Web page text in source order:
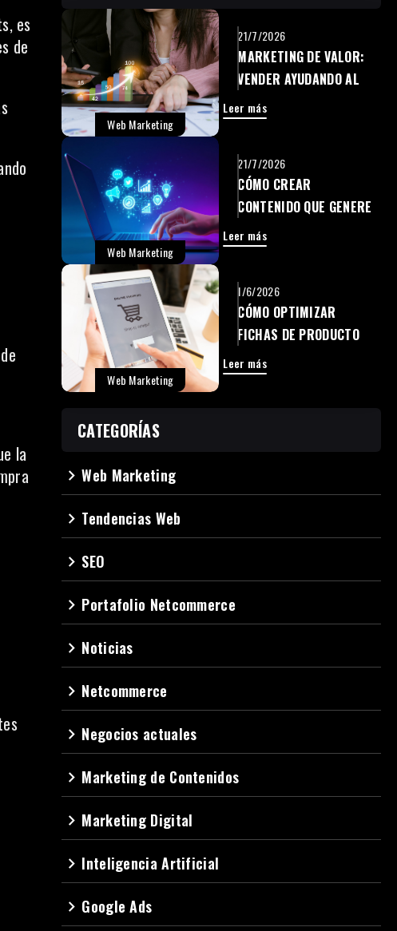
es
de
la
Web Marketing
21/7/2026
MARKETING DE VALOR:
VENDER AYUDANDO AL
CLIENTE
Leer más
Web Marketing
21/7/2026
CÓMO CREAR
CONTENIDO QUE GENERE
AUTORIDAD DE MARCA
Leer más
Web Marketing
1/6/2026
CÓMO OPTIMIZAR
FICHAS DE PRODUCTO
PARA VENDER MÁS
Leer más
CATEGORÍAS
navigate_nextWeb Marketing
navigate_next Tendencias Web
navigate_next SEO
navigate_next Portafolio Netcommerce
navigate_next Noticias
navigate_next Netcommerce
navigate_next Negocios actuales
navigate_next Marketing de Contenidos
navigate_next Marketing Digital
navigate_next Inteligencia Artificial
navigate_next Google Ads